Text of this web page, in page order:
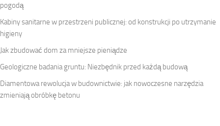
pogodą
Kabiny sanitarne w przestrzeni publicznej: od konstrukcji po utrzymanie
higieny
Jak zbudować dom za mniejsze pieniądze
Geologiczne badania gruntu: Niezbędnik przed każdą budową
Diamentowa rewolucja w budownictwie: jak nowoczesne narzędzia
zmieniają obróbkę betonu